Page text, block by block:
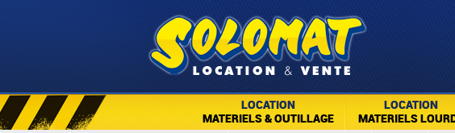
LOCATION
MATERIELS & OUTILLAGE
LOCATION
MATERIELS